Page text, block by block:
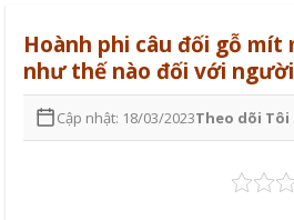
Hoành phi câu đối gỗ mít
như thế nào đối với
Cập nhật: 18/03/2023Theo dõi